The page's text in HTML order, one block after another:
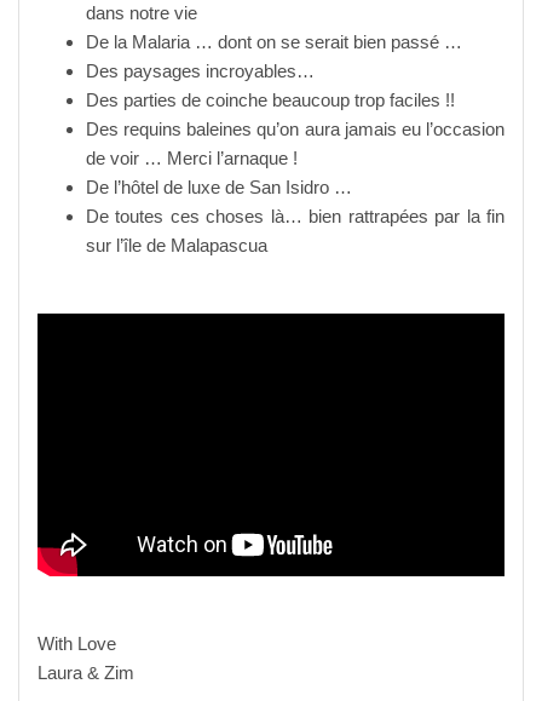
dans notre vie
De la Malaria … dont on se serait bien passé …
Des paysages incroyables…
Des parties de coinche beaucoup trop faciles !!
Des requins baleines qu’on aura jamais eu l’occasion
de voir … Merci l’arnaque !
De l’hôtel de luxe de San Isidro …
De toutes ces choses là… bien rattrapées par la fin
sur l’île de Malapascua
With Love
Laura & Zim